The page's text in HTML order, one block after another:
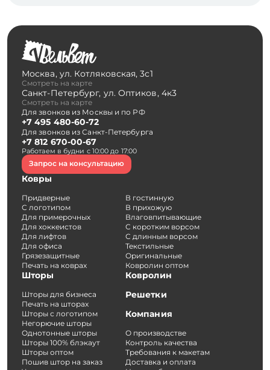
Москва, ул. Котляковская, 3с1
Смотреть на карте
Санкт-Петербург, ул. Оптиков, 4к3
Смотреть на карте
Для звонков из Москвы и по РФ
+7 495 480-60-72
Для звонков из Санкт-Петербурга
+7 812 670-00-67
Работаем в будни с 10:00 до 17:00
Запрос на консультацию
Ковры
Придверные
С логотипом
Для примерочных
Для хоккеистов
Для лифтов
Для офиса
Грязезащитные
Печать на коврах
В гостинную
В прихожую
Влаговпитывающие
С коротким ворсом
С длинным ворсом
Текстильные
Оригинальные
Ковролин оптом
Шторы
Шторы для бизнеса
Печать на шторах
Шторы с логотипом
Негорючие шторы
Однотонные шторы
Шторы 100% блэкаут
Шторы оптом
Пошив штор на заказ
Ковролин
Решетки
Компания
О производстве
Контроль качества
Требования к макетам
Доставка и оплата